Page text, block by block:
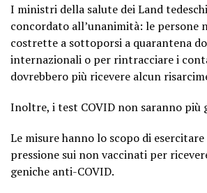
I ministri della salute dei Land
concordato all’unanimità: le persone
costrette a sottoporsi a quarantena
internazionali o per rintracciare i
dovrebbero più ricevere alcun
Inoltre, i test COVID non saranno più
Le misure hanno lo scopo di
pressione sui non vaccinati per
geniche anti-COVID.